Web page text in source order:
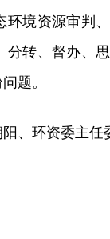
境资源审判
转、督办、
题。
、环资委主任